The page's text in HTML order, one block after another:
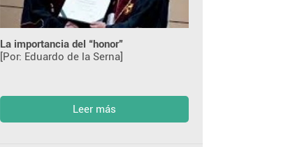
La importancia del “honor”
[Por: Eduardo de la Serna]
Leer más